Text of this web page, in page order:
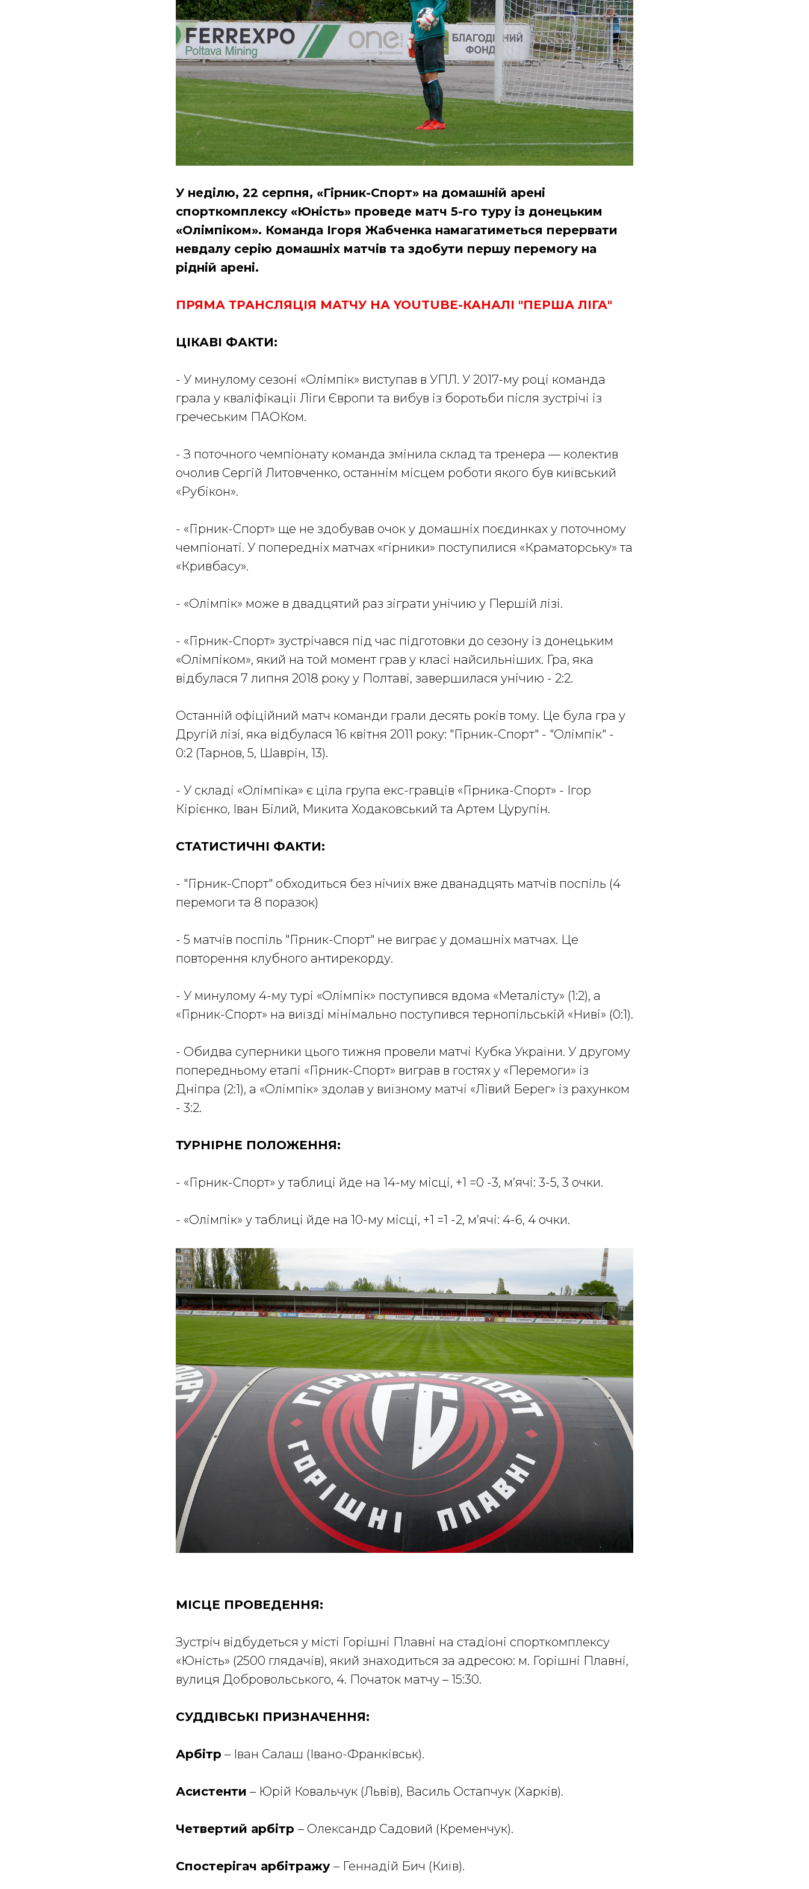
У неділю, 22 серпня, «Гірник-Спорт» на домашній арені
спорткомплексу «Юність» проведе матч 5-го туру із донецьким
«Олімпіком». Команда Ігоря Жабченка намагатиметься перервати
невдалу серію домашніх матчів та здобути першу перемогу на
рідній арені.
ПРЯМА ТРАНСЛЯЦІЯ МАТЧУ НА YOUTUBE-КАНАЛІ "ПЕРША ЛІГА"
ЦІКАВІ ФАКТИ:
- У минулому сезоні «Олімпік» виступав в УПЛ. У 2017-му році команда
грала у кваліфікації Ліги Європи та вибув із боротьби після зустрічі із
гречеським ПАОКом.
- З поточного чемпіонату команда змінила склад та тренера — колектив
очолив Сергій Литовченко, останнім місцем роботи якого був київський
«Рубікон».
- «Гірник-Спорт» ще не здобував очок у домашніх поєдинках у поточному
чемпіонаті. У попередніх матчах «гірники» поступилися «Краматорську» та
«Кривбасу».
- «Олімпік» може в двадцятий раз зіграти унічию у Першій лізі.
- «Гірник-Спорт» зустрічався під час підготовки до сезону із донецьким
«Олімпіком», який на той момент грав у класі найсильніших. Гра, яка
відбулася 7 липня 2018 року у Полтаві, завершилася унічию - 2:2.
Останній офіційний матч команди грали десять років тому. Це була гра у
Другій лізі, яка відбулася 16 квітня 2011 року: "Гірник-Спорт" - "Олімпік" -
0:2 (Тарнов, 5, Шаврін, 13).
- У складі «Олімпіка» є ціла група екс-гравців «Гірника-Спорт» - Ігор
Кірієнко, Іван Білий, Микита Ходаковський та Артем Цурупін.
СТАТИСТИЧНІ ФАКТИ:
- "Гірник-Спорт" обходиться без нічиїх вже дванадцять матчів поспіль (4
перемоги та 8 поразок)
- 5 матчів поспіль "Гірник-Спорт" не виграє у домашніх матчах. Це
повторення клубного антирекорду.
- У минулому 4-му турі «Олімпік» поступився вдома «Металісту» (1:2), а
«Гірник-Спорт» на виїзді мінімально поступився тернопільській «Ниві» (0:1).
- Обидва суперники цього тижня провели матчі Кубка України. У другому
попередньому етапі «Гірник-Спорт» виграв в гостях у «Перемоги» із
Дніпра (2:1), а «Олімпік» здолав у виїзному матчі «Лівий Берег» із рахунком
- 3:2.
ТУРНІРНЕ ПОЛОЖЕННЯ:
- «Гірник-Спорт» у таблиці йде на 14-му місці, +1 =0 -3, м’ячі: 3-5, 3 очки.
- «Олімпік» у таблиці йде на 10-му місці, +1 =1 -2, м’ячі: 4-6, 4 очки.
МІСЦЕ ПРОВЕДЕННЯ:
Зустріч відбудеться у місті Горішні Плавні на стадіоні спорткомплексу
«Юність» (2500 глядачів), який знаходиться за адресою: м. Горішні Плавні,
вулиця Добровольського, 4. Початок матчу – 15:30.
СУДДІВСЬКІ ПРИЗНАЧЕННЯ:
Арбітр – Іван Салаш (Івано-Франківськ).
Асистенти – Юрій Ковальчук (Львів), Василь Остапчук (Харків).
Четвертий арбітр – Олександр Садовий (Кременчук).
Спостерігач арбітражу – Геннадій Бич (Київ).